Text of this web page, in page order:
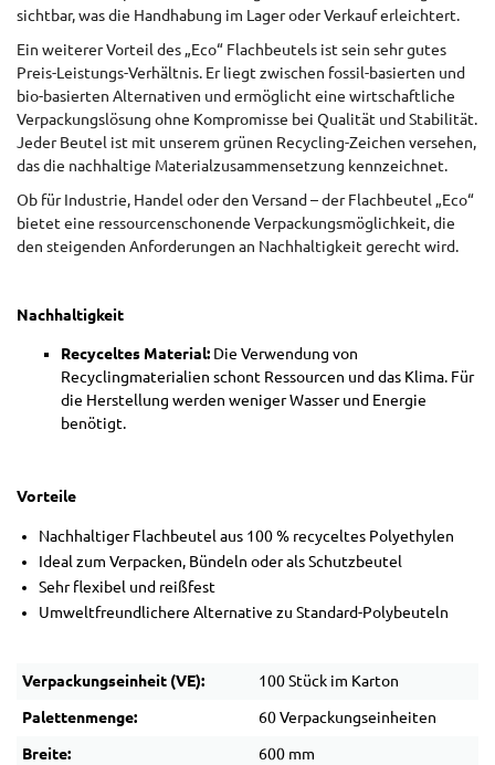
sichtbar, was die Handhabung im Lager oder Verkauf erleichtert.
Ein weiterer Vorteil des „Eco“ Flachbeutels ist sein sehr gutes
Preis-Leistungs-Verhältnis. Er liegt zwischen fossil-basierten und
bio-basierten Alternativen und ermöglicht eine wirtschaftliche
Verpackungslösung ohne Kompromisse bei Qualität und Stabilität.
Jeder Beutel ist mit unserem grünen Recycling-Zeichen versehen,
das die nachhaltige Materialzusammensetzung kennzeichnet.
Ob für Industrie, Handel oder den Versand – der Flachbeutel „Eco“
bietet eine ressourcenschonende Verpackungsmöglichkeit, die
den steigenden Anforderungen an Nachhaltigkeit gerecht wird.
Nachhaltigkeit
Recyceltes Material: Die Verwendung von
Recyclingmaterialien schont Ressourcen und das Klima. Für
die Herstellung werden weniger Wasser und Energie
benötigt.
Vorteile
Nachhaltiger Flachbeutel aus 100 % recyceltes Polyethylen
Ideal zum Verpacken, Bündeln oder als Schutzbeutel
Sehr flexibel und reißfest
Umweltfreundlichere Alternative zu Standard-Polybeuteln
Verpackungseinheit (VE): 100 Stück im Karton
Palettenmenge: 60 Verpackungseinheiten
Breite: 600 mm